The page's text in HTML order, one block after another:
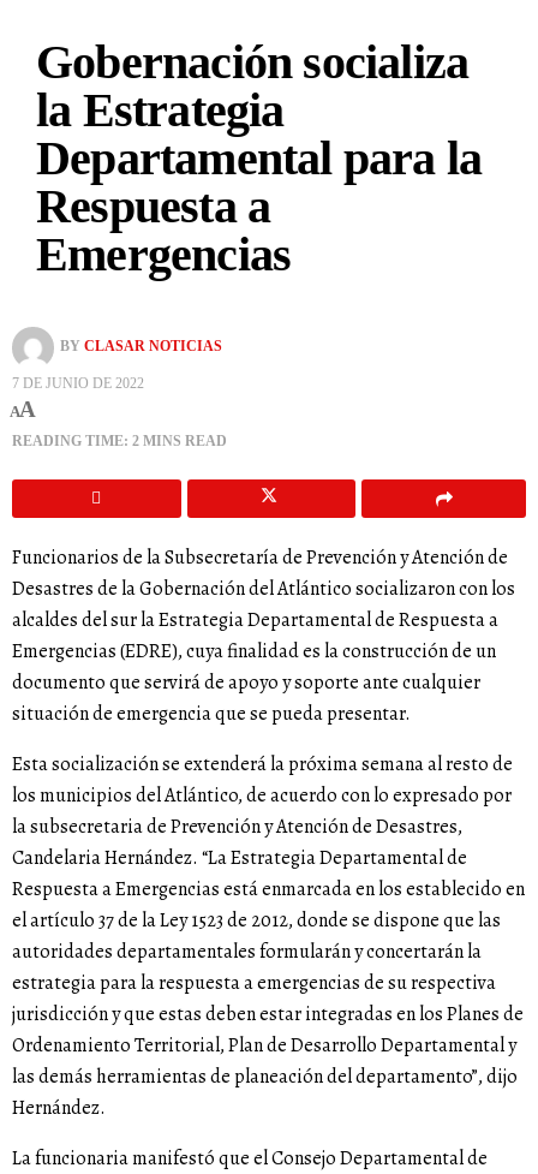
Gobernación socializa
la Estrategia
Departamental para la
Respuesta a
Emergencias
BY CLASAR NOTICIAS
7 DE JUNIO DE 2022
AA
READING TIME: 2 MINS READ
Funcionarios de la Subsecretaría de Prevención y Atención de
Desastres de la Gobernación del Atlántico socializaron con los
alcaldes del sur la Estrategia Departamental de Respuesta a
Emergencias (EDRE), cuya finalidad es la construcción de un
documento que servirá de apoyo y soporte ante cualquier
situación de emergencia que se pueda presentar.
Esta socialización se extenderá la próxima semana al resto de
los municipios del Atlántico, de acuerdo con lo expresado por
la subsecretaria de Prevención y Atención de Desastres,
Candelaria Hernández. “La Estrategia Departamental de
Respuesta a Emergencias está enmarcada en los establecido en
el artículo 37 de la Ley 1523 de 2012, donde se dispone que las
autoridades departamentales formularán y concertarán la
estrategia para la respuesta a emergencias de su respectiva
jurisdicción y que estas deben estar integradas en los Planes de
Ordenamiento Territorial, Plan de Desarrollo Departamental y
las demás herramientas de planeación del departamento”, dijo
Hernández.
La funcionaria manifestó que el Consejo Departamental de